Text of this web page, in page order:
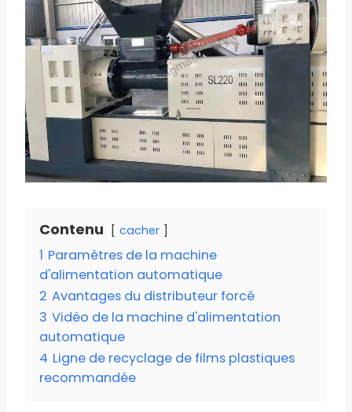
Contenu cacher
1 Paramètres de la machine
d'alimentation automatique
2 Avantages du distributeur forcé
3 Vidéo de la machine d'alimentation
automatique
4 Ligne de recyclage de films plastiques
recommandée